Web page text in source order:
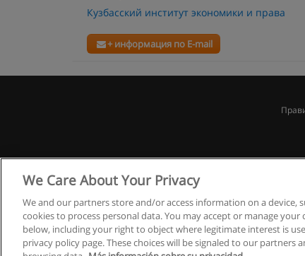
Кузбасский институт экономики и права
+ информация по E-mail
We Care About Your Privacy
We and our partners store and/or access information on a device,
cookies to process personal data. You may accept or manage your
below, including your right to object where legitimate interest is
privacy policy page. These choices will be signaled to our partners